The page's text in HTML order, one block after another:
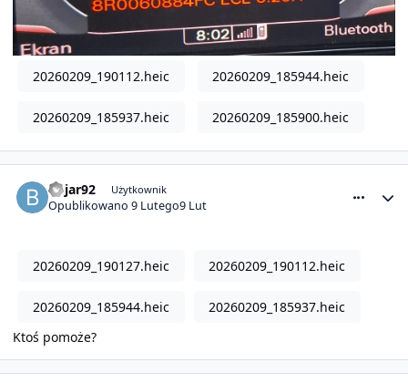
20260209_190112.heic 20260209_185944.heic
20260209_185937.heic 20260209_185900.heic
bojar92 Użytkownik
Opublikowano9 Lutego9 Lut
20260209_190127.heic 20260209_190112.heic
20260209_185944.heic
20260209_185937.heic
Ktoś pomoże?